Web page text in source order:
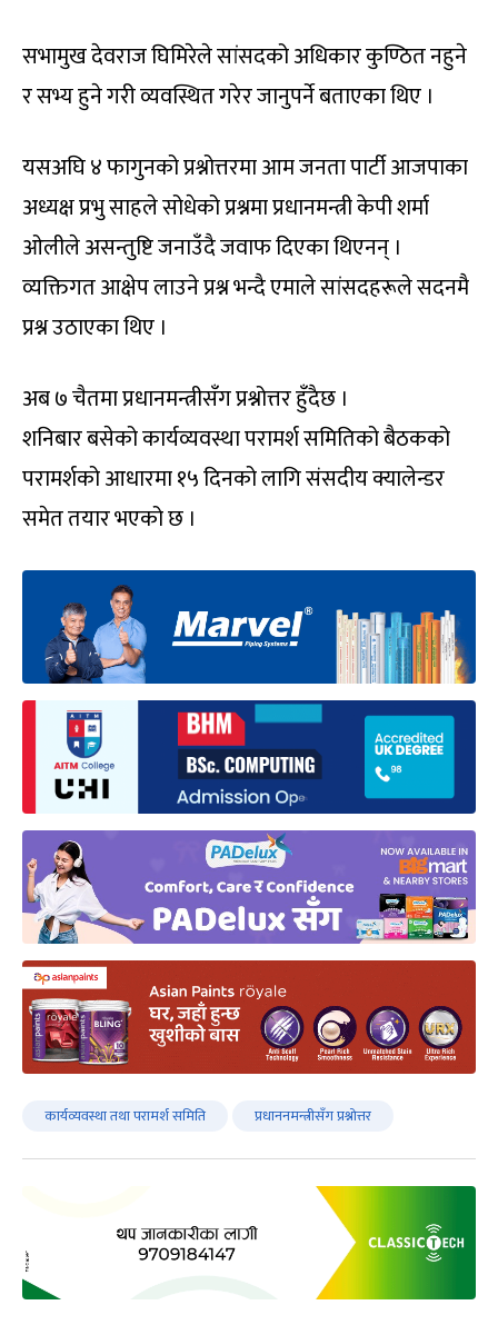
सभामुख देवराज घिमिरेले सांसदको अधिकार कुण्ठित नहुने
र सभ्य हुने गरी व्यवस्थित गरेर जानुपर्ने बताएका थिए ।
यसअघि ४ फागुनको प्रश्नोत्तरमा आम जनता पार्टी आजपाका
अध्यक्ष प्रभु साहले सोधेको प्रश्नमा प्रधानमन्त्री केपी शर्मा
ओलीले असन्तुष्टि जनाउँदै जवाफ दिएका थिएनन् ।
व्यक्तिगत आक्षेप लाउने प्रश्न भन्दै एमाले सांसदहरूले सदनमै
प्रश्न उठाएका थिए ।
अब ७ चैतमा प्रधानमन्त्रीसँग प्रश्नोत्तर हुँदैछ ।
शनिबार बसेको कार्यव्यवस्था परामर्श समितिको बैठकको
परामर्शको आधारमा १५ दिनको लागि संसदीय क्यालेन्डर
समेत तयार भएको छ ।
कार्यव्यवस्था तथा परामर्श समिति प्रधाननमन्त्रीसँग प्रश्नोत्तर